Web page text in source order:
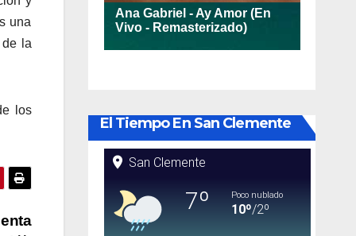
una
de la
los
El Tiempo En San Clemente